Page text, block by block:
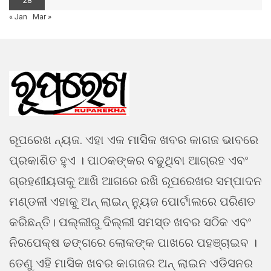
« Jan
Mar »
ରୂପରେଖ ନ୍ୟଜ. ଏହା ଏକ ମାସିକ ଖବର କାଗଜ ଭାବରେ
ପ୍ରକାଶିତ ହୁଏ । ପାଠକଙ୍କର ବଢୁଥିବା ଆଗ୍ରହ ଏବଂ
ଗ୍ରହଣୀୟତାକୁ ଆଖି ଆଗରେ ରଖି ରୂପରେଖର ସମ୍ପାଦନ
ମଣ୍ଡଳୀ ଏହାକୁ ଅନ୍ ଲାଇନ୍ ନ୍ୟୁଜ ପୋର୍ଟାଲରେ ପରିଣତ
କରିଛନ୍ତି। ପଲ୍ଲୀରୁ ଦିଲ୍ଲୀ ସମସ୍ତ ଖବର ସଠିକ ଏବଂ
ନିରପେକ୍ଷ ଢଙ୍ଗରେ ଲୋକଙ୍କ ପାଖରେ ପହଞ୍ଚାଇବ ।
ତେଣୁ ଏହି ମାସିକ ଖବର କାଗଜର ଅନ୍ ଲାଇନ ଏଡିସନର